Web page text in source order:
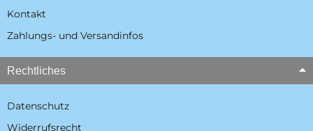
Kontakt
Zahlungs- und Versandinfos
Rechtliches
Datenschutz
Widerrufsrecht